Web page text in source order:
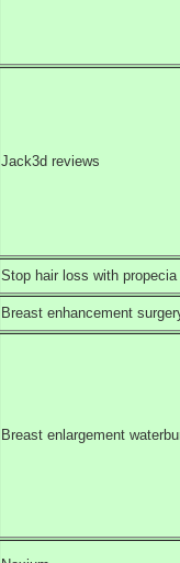
Jack3d reviews
Stop hair loss with propecia
Breast enhancement
Breast enlargement